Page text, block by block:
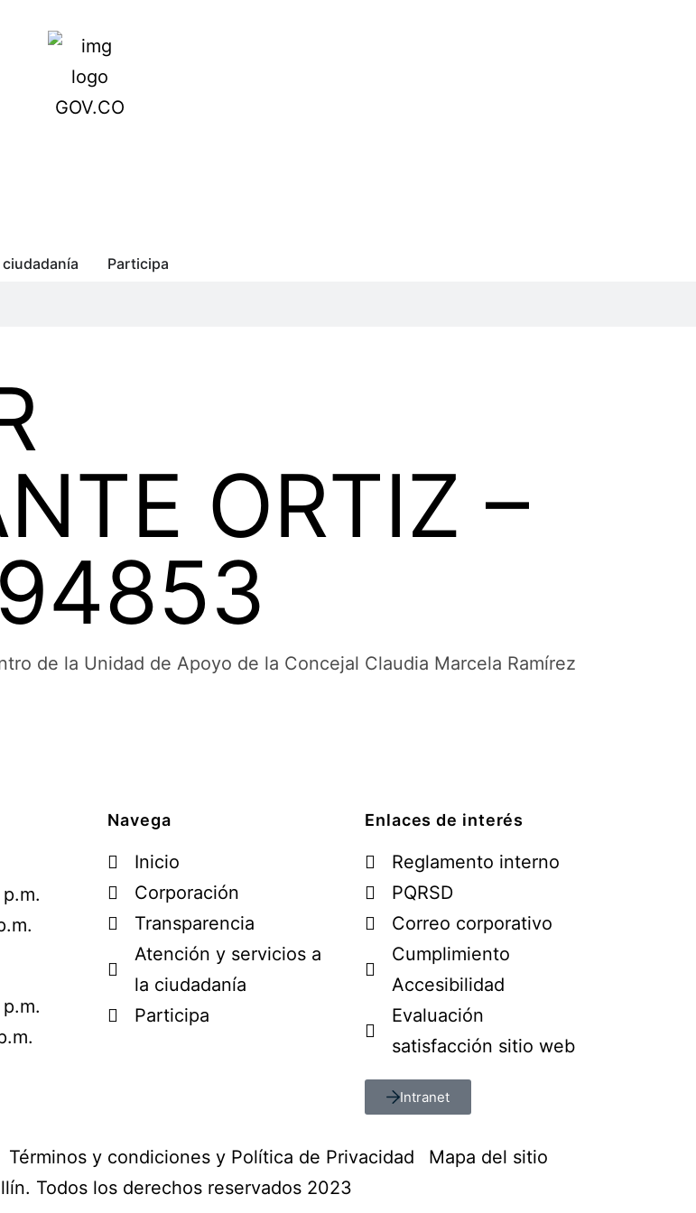
Participa
ORTIZ –
de la Unidad de Apoyo de la Concejal Claudia Marcela Ramírez
Navega
Inicio
Corporación
Transparencia
Atención y servicios a
la ciudadanía
Participa
Enlaces de interés
Reglamento interno
PQRSD
Correo corporativo
Cumplimiento
Accesibilidad
Evaluación
satisfacción sitio web
Intranet
Términos y condiciones y Política de Privacidad
Mapa del sitio
Todos los derechos reservados 2023